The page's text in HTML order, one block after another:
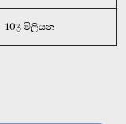
103 මිලියන